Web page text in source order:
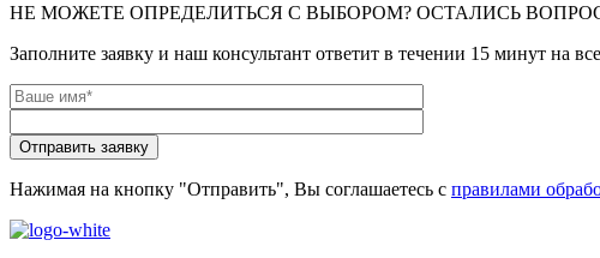
НЕ МОЖЕТЕ ОПРЕДЕЛИТЬСЯ С ВЫБОРОМ? ОСТАЛИСЬ
Заполните заявку и наш консультант ответит в течении 15 минут на
Нажимая на кнопку "Отправить", Вы соглашаетесь с правилами